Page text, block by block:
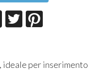
ideale per inserimento